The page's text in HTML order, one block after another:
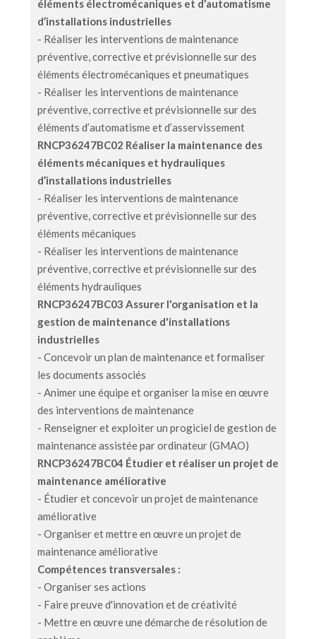
éléments électromécaniques et d’automatisme
d’installations industrielles
- Réaliser les interventions de maintenance
préventive, corrective et prévisionnelle sur des
éléments électromécaniques et pneumatiques
- Réaliser les interventions de maintenance
préventive, corrective et prévisionnelle sur des
éléments d’automatisme et d’asservissement
RNCP36247BC02 Réaliser la maintenance des
éléments mécaniques et hydrauliques
d’installations industrielles
- Réaliser les interventions de maintenance
préventive, corrective et prévisionnelle sur des
éléments mécaniques
- Réaliser les interventions de maintenance
préventive, corrective et prévisionnelle sur des
éléments hydrauliques
RNCP36247BC03 Assurer l'organisation et la
gestion de maintenance d'installations
industrielles
- Concevoir un plan de maintenance et formaliser
les documents associés
- Animer une équipe et organiser la mise en œuvre
des interventions de maintenance
- Renseigner et exploiter un progiciel de gestion de
maintenance assistée par ordinateur (GMAO)
RNCP36247BC04 Étudier et réaliser un projet de
maintenance améliorative
- Étudier et concevoir un projet de maintenance
améliorative
- Organiser et mettre en œuvre un projet de
maintenance améliorative
Compétences transversales :
- Organiser ses actions
- Faire preuve d'innovation et de créativité
- Mettre en œuvre une démarche de résolution de